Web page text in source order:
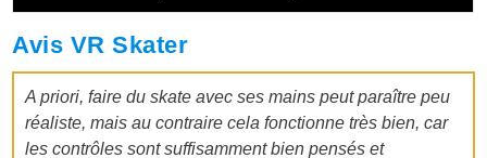
Avis VR Skater
A priori, faire du skate avec ses mains peut paraître peu
réaliste, mais au contraire cela fonctionne très bien, car
les contrôles sont suffisamment bien pensés et